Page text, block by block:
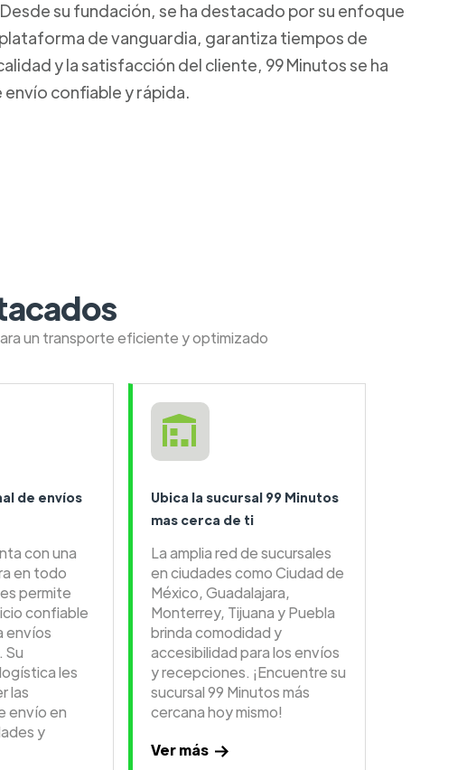
su fundación, se ha destacado por su enfoque
de vanguardia, garantiza tiempos de
y la satisfacción del cliente, 99 Minutos se ha
confiable y rápida.
un transporte eficiente y optimizado
de envíos
con una
en todo
permite
confiable
envíos
Su
les
las
envío en
y
Ubica la sucursal 99 Minutos
mas cerca de ti
La amplia red de sucursales
en ciudades como Ciudad de
México, Guadalajara,
Monterrey, Tijuana y Puebla
brinda comodidad y
accesibilidad para los envíos
y recepciones. ¡Encuentre su
sucursal 99 Minutos más
cercana hoy mismo!
Ver más